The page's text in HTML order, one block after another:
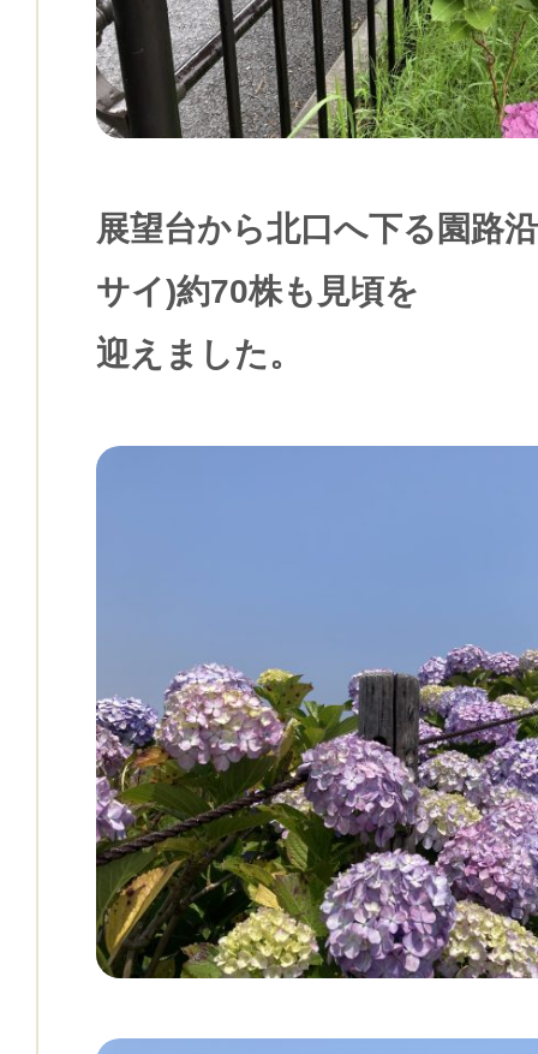
展望台から北口へ下る園路
サイ)約70株も見頃を
迎えました。